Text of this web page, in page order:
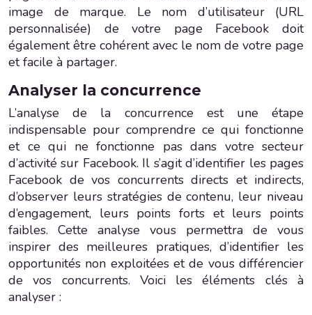
image de marque. Le nom d’utilisateur (URL
personnalisée) de votre page Facebook doit
également être cohérent avec le nom de votre page
et facile à partager.
Analyser la concurrence
L’analyse de la concurrence est une étape
indispensable pour comprendre ce qui fonctionne
et ce qui ne fonctionne pas dans votre secteur
d’activité sur Facebook. Il s’agit d’identifier les pages
Facebook de vos concurrents directs et indirects,
d’observer leurs stratégies de contenu, leur niveau
d’engagement, leurs points forts et leurs points
faibles. Cette analyse vous permettra de vous
inspirer des meilleures pratiques, d’identifier les
opportunités non exploitées et de vous différencier
de vos concurrents. Voici les éléments clés à
analyser :